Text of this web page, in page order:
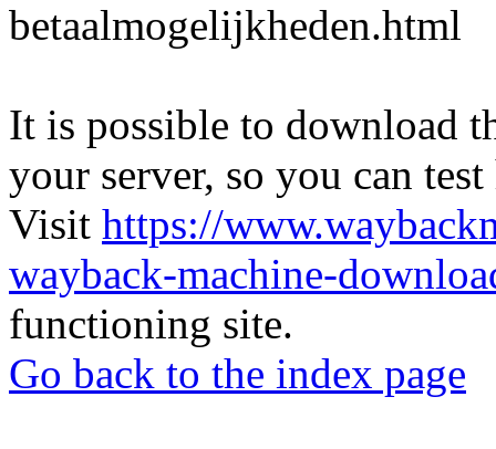
betaalmogelijkheden.html
It is possible to download
your server, so you can
Visit https://
wayback-machine-
functioning site.
Go back to the index page